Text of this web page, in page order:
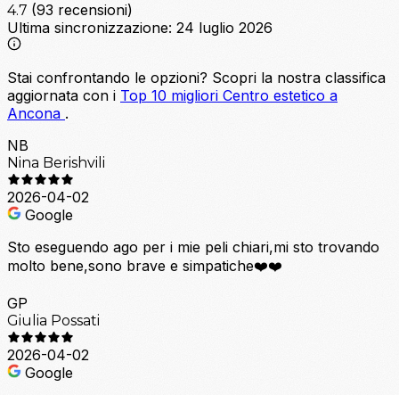
4.7 (93 recensioni)
Ultima sincronizzazione: 24 luglio 2026
Stai confrontando le opzioni? Scopri la nostra classifica
aggiornata con i Top 10 migliori Centro estetico a
Ancona .
NB
Nina Berishvili
2026-04-02
Google
Sto eseguendo ago per i mie peli chiari,mi sto trovando
molto bene,sono brave e simpatiche❤️❤️
GP
Giulia Possati
2026-04-02
Google